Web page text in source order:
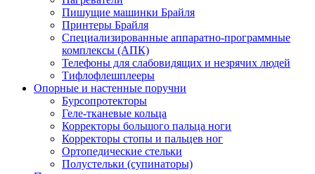
Пишущие машинки Брайля
Принтеры Брайля
Специализированные аппаратно-программные
комплексы (АПК)
Телефоны для слабовидящих и незрячих людей
Тифлофлешплееры
Опорные и настенные поручни
Бурсопротекторы
Геле-тканевые кольца
Корректоры большого пальца ноги
Корректоры стопы и пальцев ног
Ортопедические стельки
Полустельки (супинаторы)